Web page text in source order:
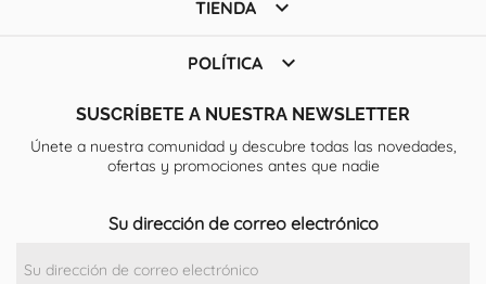
TIENDA 
POLÍTICA 
SUSCRÍBETE A NUESTRA NEWSLETTER
Únete a nuestra comunidad y descubre todas las novedades,
ofertas y promociones antes que nadie
Su dirección de correo electrónico